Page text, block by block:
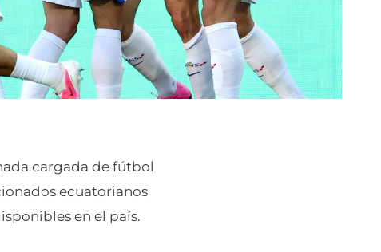
cargada de fútbol
ecuatorianos
en el país.